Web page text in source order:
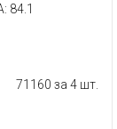
84.1
71160 за 4 шт.